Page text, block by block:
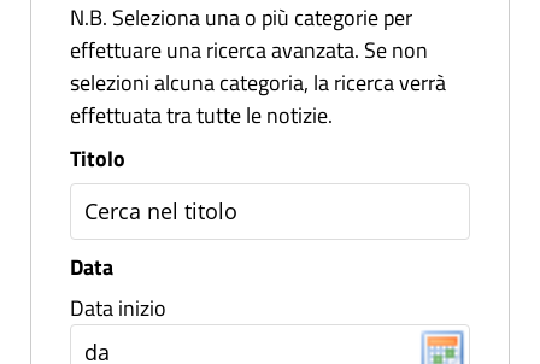
N.B. Seleziona una o più categorie per
effettuare una ricerca avanzata. Se non
selezioni alcuna categoria, la ricerca verrà
effettuata tra tutte le notizie.
Titolo
Data
Data inizio